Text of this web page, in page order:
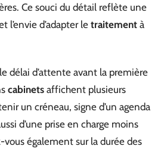
Ce souci du détail reflète une
l’envie d’adapter le traitement à
délai d’attente avant la première
cabinets affichent plusieurs
un créneau, signe d’un agenda
d’une prise en charge moins
vous également sur la durée des